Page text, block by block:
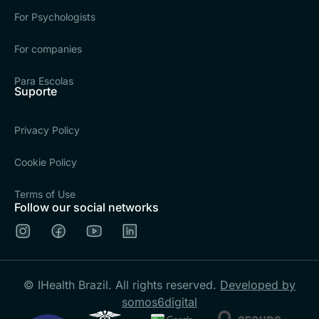
For Psychologists
For companies
Para Escolas
Suporte
Privacy Policy
Cookie Policy
Terms of Use
Follow our social networks
© IHealth Brazil. All rights reserved. Developed by
somos6digital